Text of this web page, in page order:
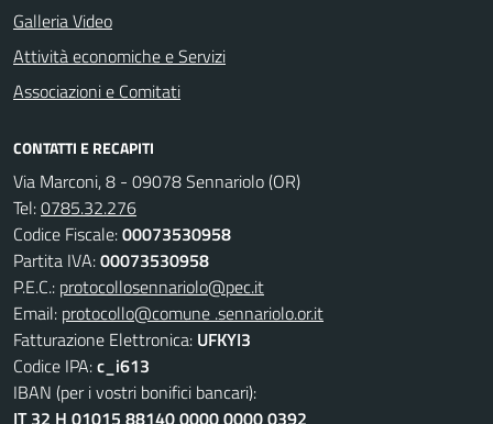
Galleria Video
Attività economiche e Servizi
Associazioni e Comitati
CONTATTI E RECAPITI
Via Marconi, 8 - 09078 Sennariolo (OR)
Tel:0785.32.276
Codice Fiscale:00073530958
Partita IVA:00073530958
P.E.C.: protocollosennariolo@pec.it
Email: protocollo@comune .sennariolo.or.it
Fatturazione Elettronica: UFKYI3
Codice IPA:c_i613
IBAN (per i vostri bonifici bancari):
IT 32 H 01015 88140 0000 0000 0392